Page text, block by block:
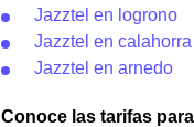
Jazztel en logrono
Jazztel en calahorra
Jazztel en arnedo
Conoce las tarifas